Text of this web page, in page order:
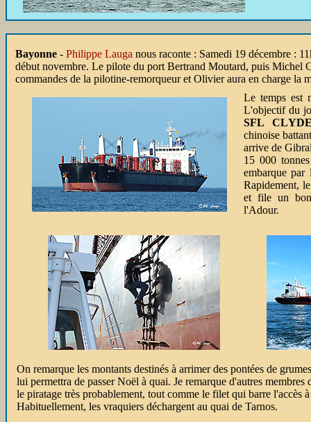
Bayonne - Philippe Lauga nous raconte : Samedi 19 décembre :
début novembre. Le pilote du port Bertrand Moutard, puis Michel
commandes de la pilotine-remorqueur et Olivier aura en charge la
Le temps est
L'objectif du
SFL
chinoise
arrive de
15 000
embarque par
Rapidement,
et file un
l'Adour.
On remarque les montants destinés à arrimer des pontées de
lui permettra de passer Noël à quai. Je remarque d'autres
le piratage très probablement, tout comme le filet qui barre l'accès
Habituellement, les vraquiers déchargent au quai de Tarnos.